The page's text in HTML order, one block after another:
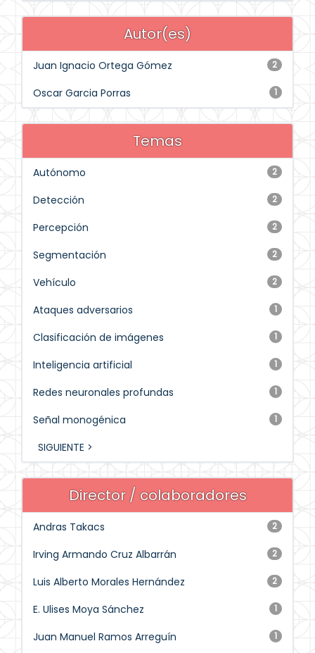
Autor(es)
2
Juan Ignacio Ortega Gómez
1
Oscar Garcia Porras
Temas
2
Autónomo
2
Detección
2
Percepción
2
Segmentación
2
Vehículo
1
Ataques adversarios
1
Clasificación de imágenes
1
Inteligencia artificial
1
Redes neuronales profundas
1
Señal monogénica
SIGUIENTE >
Director / colaboradores
2
Andras Takacs
2
Irving Armando Cruz Albarrán
2
Luis Alberto Morales Hernández
1
E. Ulises Moya Sánchez
1
Juan Manuel Ramos Arreguín